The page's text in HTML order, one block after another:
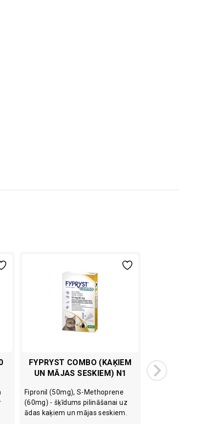
FYPRYST COMBO (KAĶIEM
UN MĀJAS SESKIEM) N1
Fipronil (50mg), S-Methoprene
(60mg) - šķīdums pilināšanai uz
ādas kaķiem un mājas seskiem.
ĒRČU IZŅĒMĒJS